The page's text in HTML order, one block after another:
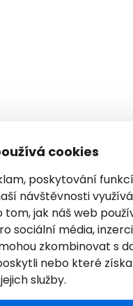
cookies
poskytování funkcí
návštěvnosti
jak náš web
sociální média,
zkombinovat s
nebo které
služby.